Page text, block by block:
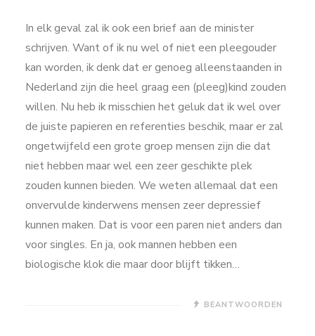
In elk geval zal ik ook een brief aan de minister
schrijven. Want of ik nu wel of niet een pleegouder
kan worden, ik denk dat er genoeg alleenstaanden in
Nederland zijn die heel graag een (pleeg)kind zouden
willen. Nu heb ik misschien het geluk dat ik wel over
de juiste papieren en referenties beschik, maar er zal
ongetwijfeld een grote groep mensen zijn die dat
niet hebben maar wel een zeer geschikte plek
zouden kunnen bieden. We weten allemaal dat een
onvervulde kinderwens mensen zeer depressief
kunnen maken. Dat is voor een paren niet anders dan
voor singles. En ja, ook mannen hebben een
biologische klok die maar door blijft tikken…
BEANTWOORDEN